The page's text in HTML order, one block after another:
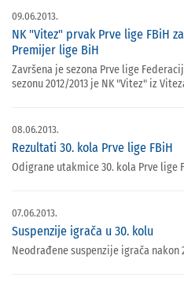
09.06.2013.
NK "Vitez" prvak Prve lige FBiH
Premijer lige BiH
Završena je sezona Prve lige
sezonu 2012/2013 je NK "Vitez" iz
08.06.2013.
Rezultati 30. kola Prve lige FBiH
Odigrane utakmice 30. kola Prve lige
07.06.2013.
Suspenzije igrača u 30. kolu
Neodrađene suspenzije igrača nakon